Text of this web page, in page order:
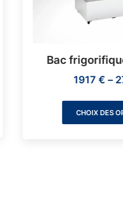
Bac
1917 € –
CHOIX DES